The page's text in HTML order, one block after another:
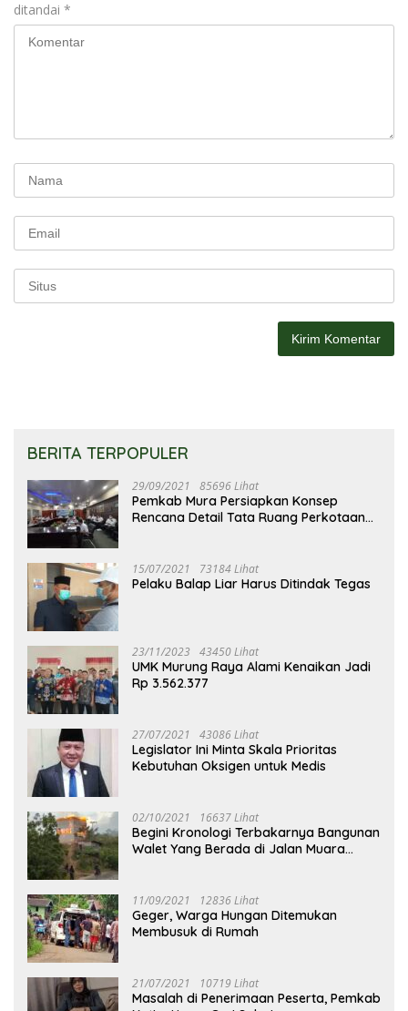
ditandai *
BERITA TERPOPULER
29/09/2021 85696 Lihat
Pemkab Mura Persiapkan Konsep
Rencana Detail Tata Ruang Perkotaan
15/07/2021 73184 Lihat
Pelaku Balap Liar Harus Ditindak Tegas
23/11/2023 43450 Lihat
UMK Murung Raya Alami Kenaikan Jadi
Rp 3.562.377
27/07/2021 43086 Lihat
Legislator Ini Minta Skala Prioritas
Kebutuhan Oksigen untuk Medis
02/10/2021 16637 Lihat
Begini Kronologi Terbakarnya Bangunan
Walet Yang Berada di Jalan Muara
11/09/2021 12836 Lihat
Geger, Warga Hungan Ditemukan
Membusuk di Rumah
21/07/2021 10719 Lihat
Masalah di Penerimaan Peserta, Pemkab